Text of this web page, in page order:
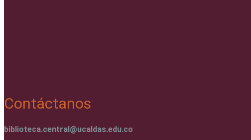
Contáctanos
biblioteca.central@ucaldas.edu.co